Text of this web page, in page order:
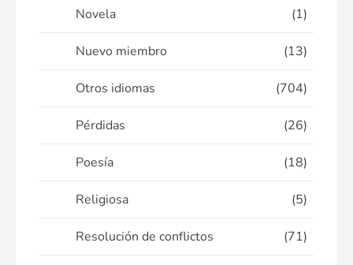
Novela (1)
Nuevo miembro (13)
Otros idiomas (704)
Pérdidas (26)
Poesía (18)
Religiosa (5)
Resolución de conflictos (71)